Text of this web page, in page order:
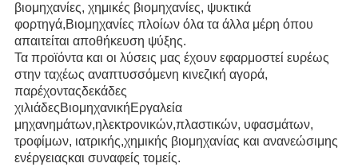
βιομηχανίες, χημικές βιομηχανίες, ψυκτικά
φορτηγά,Βιομηχανίες πλοίων όλα τα άλλα μέρη όπου
απαιτείται αποθήκευση ψύξης.
Τα προϊόντα και οι λύσεις μας έχουν εφαρμοστεί ευρέως
στην ταχέως αναπτυσσόμενη κινεζική αγορά,
παρέχονταςδεκάδες
χιλιάδεςΒιομηχανικήΕργαλεία
μηχανημάτων,ηλεκτρονικών,πλαστικών, υφασμάτων,
τροφίμων, ιατρικής,χημικής βιομηχανίας και ανανεώσιμης
ενέργειαςκαι συναφείς τομείς.